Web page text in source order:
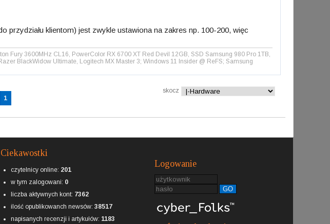
przydziału klientom) jest zwykle ustawiona na zakres np. 100-200, więc
Fury 3600MHz CL16, PowerColor RX 6700 XT Red Devil 12GB, SSD Samsung 980 Pro 1TB,
BlackWidow Ultimate, Logitech MX Master 3; Windows 11 Insider @ ReFS; Samsung
1
skocz
Ciekawostki
czytelnicy online: 201
w tym zalogowani: 0
liczba aktywnych kont: 7362
ilość opublikowanch newsów: 38517
napisanych recenzji i artykułów: 1183
Logowanie
GO